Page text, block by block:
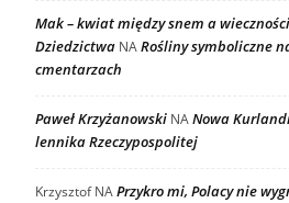
Mak – kwiat między snem a
Dziedzictwa NARośliny symboliczne
cmentarzach
Paweł Krzyżanowski NANowa
lennika Rzeczypospolitej
KrzysztofNAPrzykro mi, Polacy nie